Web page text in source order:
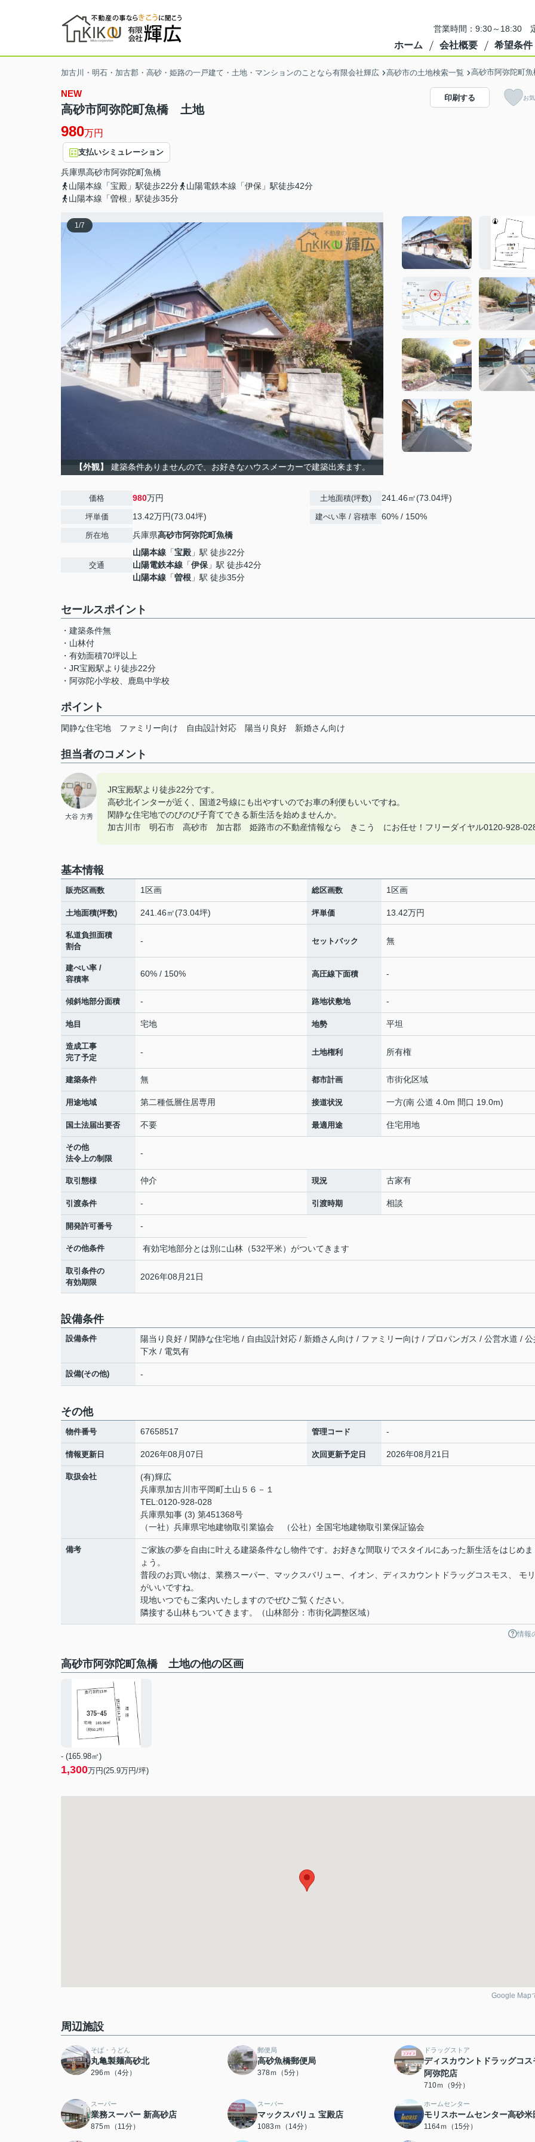
営業時間：9:30～18:30
ホーム 会社概要 希望条件
加古川・明石・加古郡・高砂・姫路の一戸建て・土地・マンションのことなら有限会社輝広 高砂市の土地検索一覧 高砂市阿弥陀町
NEW
高砂市阿弥陀町魚橋 土地
980万円
支払いシミュレーション
兵庫県高砂市阿弥陀町魚橋
山陽本線「宝殿」駅徒歩22分
山陽電鉄本線「伊保」駅徒歩42分
山陽本線「曽根」駅徒歩35分
印刷する お
1/7
【外観】 建築条件ありませんので、お好きなハウスメーカーで建築出来ます。
価格 980万円
坪単価 13.42万円(73.04坪)
所在地 兵庫県高砂市阿弥陀町魚橋
交通
山陽本線 「宝殿 」駅 徒歩22分
山陽電鉄本線 「伊保 」駅 徒歩42分
山陽本線 「曽根 」駅 徒歩35分
土地面積(坪数) 241.46㎡(73.04坪)
建ぺい率 / 容積率 60% / 150%
セールスポイント
・建築条件無
・山林付
・有効面積70坪以上
・JR宝殿駅より徒歩22分
・阿弥陀小学校、鹿島中学校
ポイント
閑静な住宅地 ファミリー向け 自由設計対応 陽当り良好 新婚さん向け
担当者のコメント
大谷 方秀
JR宝殿駅より徒歩22分です。
高砂北インターが近く、国道2号線にも出やすいのでお車の利便もいいですね。
閑静な住宅地でのびのび子育てできる新生活を始めませんか。
加古川市 明石市 高砂市 加古郡 姫路市の不動産情報なら きこう にお任せ！フリーダイヤル0120-928-
基本情報
販売区画数 1区画 総区画数 1区画
土地面積(坪数) 241.46㎡(73.04坪) 坪単価 13.42万円
私道負担面積
割合
- セットバック 無
建ぺい率 /
容積率
60% / 150% 高圧線下面積 -
傾斜地部分面積 - 路地状敷地 -
地目 宅地 地勢 平坦
造成工事
完了予定
- 土地権利 所有権
建築条件 無 都市計画 市街化区域
用途地域 第二種低層住居専用 接道状況 一方(南 公道 4.0m 間口 19.0m)
国土法届出要否 不要 最適用途 住宅用地
その他
法令上の制限
-
取引態様 仲介 現況 古家有
引渡条件 - 引渡時期 相談
開発許可番号 -
その他条件 有効宅地部分とは別に山林（532平米）がついてきます
取引条件の
有効期限
2026年08月21日
設備条件
設備条件
陽当り良好 / 閑静な住宅地 / 自由設計対応 / 新婚さん向け / ファミリー向け / プロパンガス / 公営水道 / 公
下水 / 電気有
設備(その他) -
その他
物件番号 67658517 管理コード -
情報更新日 2026年08月07日 次回更新予定日 2026年08月21日
取扱会社
(有)輝広
兵庫県加古川市平岡町土山５６－１
TEL:0120-928-028
兵庫県知事 (3) 第451368号
（一社）兵庫県宅地建物取引業協会 （公社）全国宅地建物取引業保証協会
備考
ご家族の夢を自由に叶える建築条件なし物件です。お好きな間取りでスタイルにあった新生活をはじめま
ょう。
普段のお買い物は、業務スーパー、マックスバリュー、イオン、ディスカウントドラッグコスモス、 モ
がいいですね。
現地いつでもご案内いたしますのでぜひご覧ください。
隣接する山林もついてきます。（山林部分：市街化調整区域）
情報
高砂市阿弥陀町魚橋 土地の他の区画
- (165.98㎡)
1,300万円(25.9万円/坪)
Google Map
周辺施設
そば・うどん
丸亀製麺高砂北
296ｍ（4分）
郵便局
高砂魚橋郵便局
378ｍ（5分）
ドラッグストア
ディスカウントドラッグコス
阿弥陀店
710ｍ（9分）
スーパー
業務スーパー 新高砂店
875ｍ（11分）
スーパー
マックスバリュ 宝殿店
1083ｍ（14分）
ホームセンター
モリスホームセンター高砂米
1164ｍ（15分）